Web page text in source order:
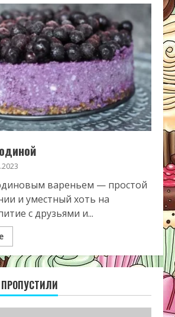
вареньем — простой
и уместный хоть на
с друзьями и...